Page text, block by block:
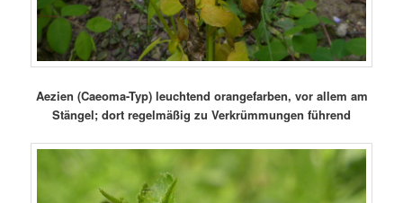
Aezien (Caeoma-Typ) leuchtend orangefarben, vor allem am
Stängel; dort regelmäßig zu Verkrümmungen führend